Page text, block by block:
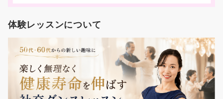
体験レッスンについて